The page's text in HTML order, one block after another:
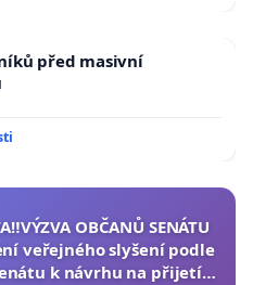
před masivní
OBČANŮ SENÁTU
veřejného slyšení podle
k návrhu na přijetí